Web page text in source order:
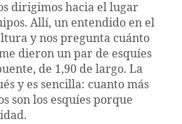
dirigimos hacia el lugar
Allí, un entendido en el
y nos pregunta cuánto
dieron un par de esquíes
de 1,90 de largo. La
y es sencilla: cuanto más
son los esquíes porque